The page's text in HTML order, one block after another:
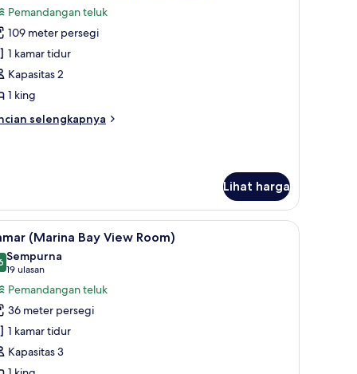
Pemandangan teluk
109 meter persegi
1 kamar tidur
Kapasitas 2
1 king
selengkapnya
Lihat harga
premium, minibar, brankas, dan meja kerjaSeprai premium, minibar, brankas, dan meja
6 (Marina Bay View Room)
dari 10
Sempurna
19 ulasan
(19
ulasan)
Pemandangan teluk
36 meter persegi
1 kamar tidur
Kapasitas 3